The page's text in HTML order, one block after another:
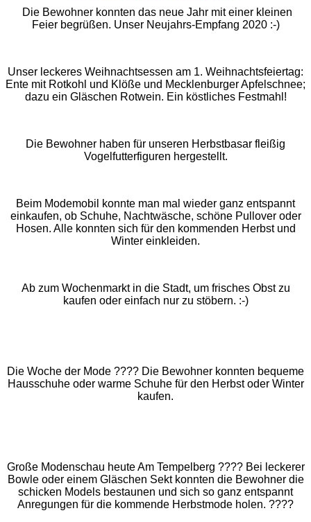
Die Bewohner konnten das neue Jahr mit einer kleinen
Feier begrüßen. Unser Neujahrs-Empfang 2020 :-)
Unser leckeres Weihnachtsessen am 1. Weihnachtsfeiertag:
Ente mit Rotkohl und Klöße und Mecklenburger Apfelschnee;
dazu ein Gläschen Rotwein. Ein köstliches Festmahl!
Die Bewohner haben für unseren Herbstbasar fleißig
Vogelfutterfiguren hergestellt.
Beim Modemobil konnte man mal wieder ganz entspannt
einkaufen, ob Schuhe, Nachtwäsche, schöne Pullover oder
Hosen. Alle konnten sich für den kommenden Herbst und
Winter einkleiden.
Ab zum Wochenmarkt in die Stadt, um frisches Obst zu
kaufen oder einfach nur zu stöbern. :-)
Die Woche der Mode ???? Die Bewohner konnten bequeme
Hausschuhe oder warme Schuhe für den Herbst oder Winter
kaufen.
Große Modenschau heute Am Tempelberg ????Bei leckerer
Bowle oder einem Gläschen Sekt konnten die Bewohner die
schicken Models bestaunen und sich so ganz entspannt
Anregungen für die kommende Herbstmode holen. ????